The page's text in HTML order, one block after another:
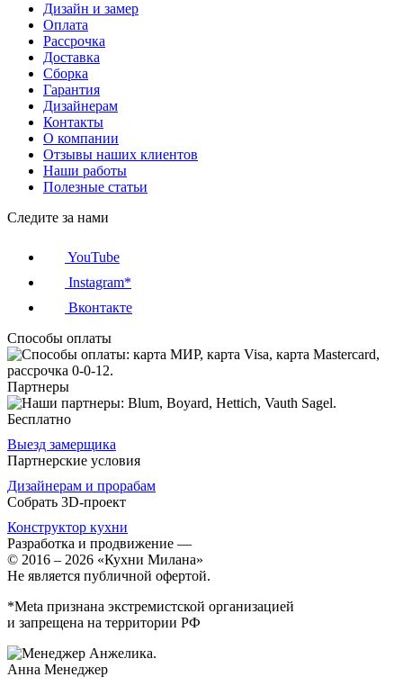
Дизайн и замер
Оплата
Рассрочка
Доставка
Сборка
Гарантия
Дизайнерам
Контакты
О компании
Отзывы наших клиентов
Наши работы
Полезные статьи
Следите за нами
YouTube
Instagram*
Вконтакте
Способы оплаты
Партнеры
Бесплатно
Выезд замерщика
Партнерские условия
Дизайнерам и прорабам
Собрать 3D-проект
Конструктор кухни
Разработка и продвижение —
© 2016 – 2026 «Кухни Милана»
Не является публичной офертой.
*Meta признана экстремистской организацией
и запрещена на территории РФ
Анна Менеджер